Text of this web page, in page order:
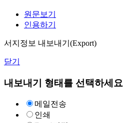
원문보기
인용하기
서지정보 내보내기(Export)
닫기
내보내기 형태를 선택하세요
메일전송
인쇄